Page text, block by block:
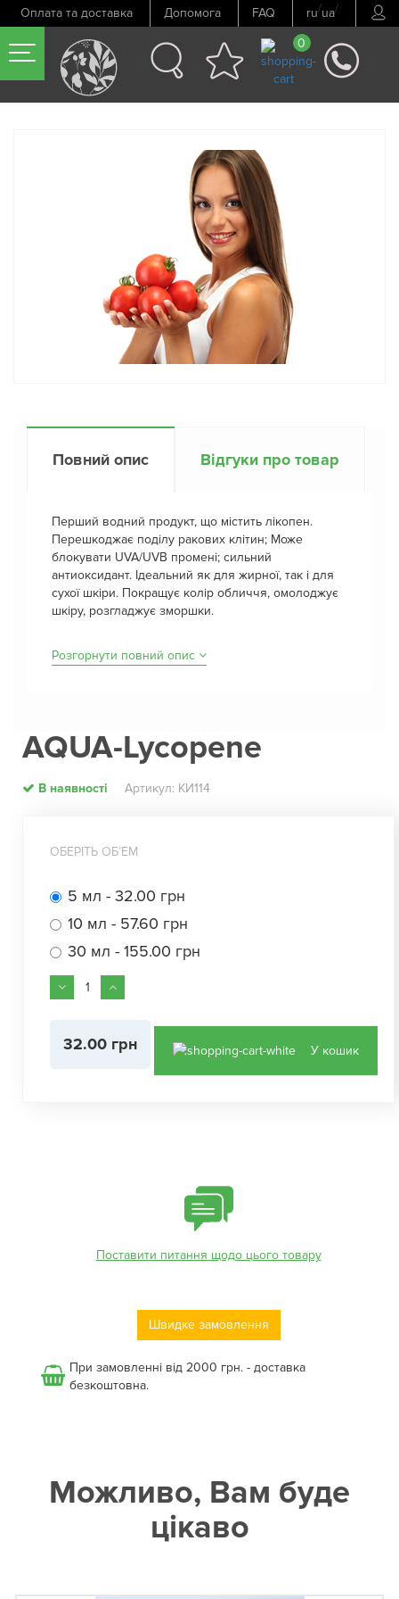
Оплата та доставка Допомога FAQ ru/ua/
0
Попередній товар Наступний товар
Повний опис Відгуки про товар
Перший водний продукт, що містить лікопен.
Перешкоджає поділу ракових клітин; Може
блокувати UVA/UVB промені; сильний
антиоксидант. Ідеальний як для жирної, так і для
сухої шкіри. Покращує колір обличчя, омолоджує
шкіру, розгладжує зморшки.
Розгорнути повний опис
AQUA-Lycopene
В наявності Артикул: КИ114
ОБЕРІТЬ ОБʼЕМ
5 мл - 32.00 грн
10 мл - 57.60 грн
30 мл - 155.00 грн
32.00 грн У кошик
Поставити питання щодо цього товару
Швидке замовлення
При замовленні від 2000 грн. - доставка
безкоштовна.
Можливо, Вам буде
цікаво